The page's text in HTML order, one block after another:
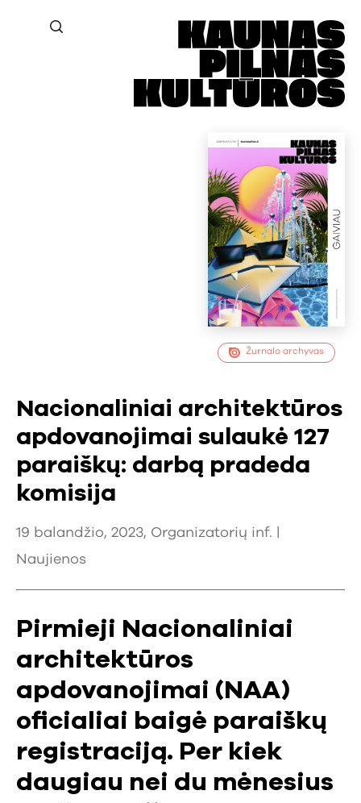
Žurnalo archyvas
Nacionaliniai architektūros
apdovanojimai sulaukė 127
paraiškų: darbą pradeda
komisija
19 balandžio, 2023, Organizatorių inf. |
Naujienos
Pirmieji Nacionaliniai
architektūros
apdovanojimai (NAA)
oficialiai baigė paraiškų
registraciją. Per kiek
daugiau nei du mėnesius